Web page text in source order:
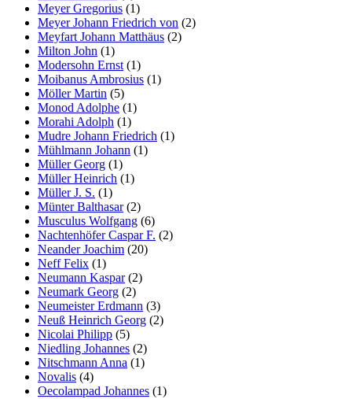
Meyer Gregorius (1)
Meyer Johann Friedrich von (2)
Meyfart Johann Matthäus (2)
Milton John (1)
Modersohn Ernst (1)
Moibanus Ambrosius (1)
Möller Martin (5)
Monod Adolphe (1)
Morahi Adolph (1)
Mudre Johann Friedrich (1)
Mühlmann Johann (1)
Müller Georg (1)
Müller Heinrich (1)
Müller J. S. (1)
Münter Balthasar(2)
Musculus Wolfgang (6)
Nachtenhöfer Caspar F. (2)
Neander Joachim (20)
Neff Felix (1)
Neumann Kaspar(2)
Neumark Georg (2)
Neumeister Erdmann (3)
Neuß Heinrich Georg (2)
Nicolai Philipp (5)
Niedling Johannes (2)
Nitschmann Anna (1)
Novalis (4)
Oecolampad Johannes (1)